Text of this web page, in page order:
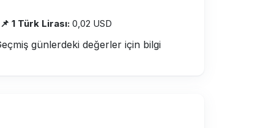
📌 1 Türk Lirası: 0,02 USD
günlerdeki değerler için bilgi